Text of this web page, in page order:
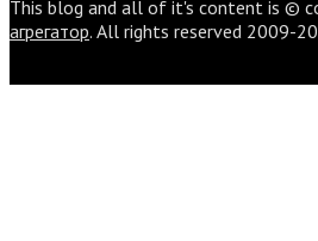
This blog and all of it's content is ©
агрегатор. All rights reserved 2009-